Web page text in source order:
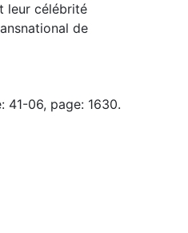
leur célébrité
de
41-06, page: 1630.